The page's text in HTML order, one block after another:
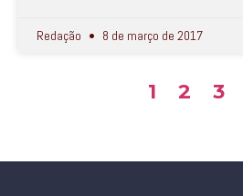
Redação 8 de março de 2017
1 2 3